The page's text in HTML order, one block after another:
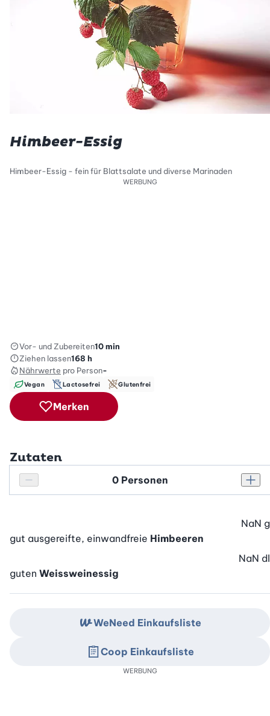
Himbeer-Essig
Himbeer-Essig - fein für Blattsalate und diverse Marinaden
WERBUNG
Vor- und Zubereiten10 min
Ziehen lassen168 h
Nährwerte pro Person-
Vegan Lactosefrei Glutenfrei
Merken
Zutaten
Personenanzahl verringern
Personenanzahl
gut ausgereifte, einwandfreie Himbeeren
NaN g
guten Weissweinessig
NaN dl
WeNeed Einkaufsliste
Coop Einkaufsliste
WERBUNG